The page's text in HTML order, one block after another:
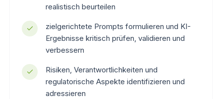
realistisch beurteilen
zielgerichtete Prompts formulieren und KI-
Ergebnisse kritisch prüfen, validieren und
verbessern
Risiken, Verantwortlichkeiten und
regulatorische Aspekte identifizieren und
adressieren